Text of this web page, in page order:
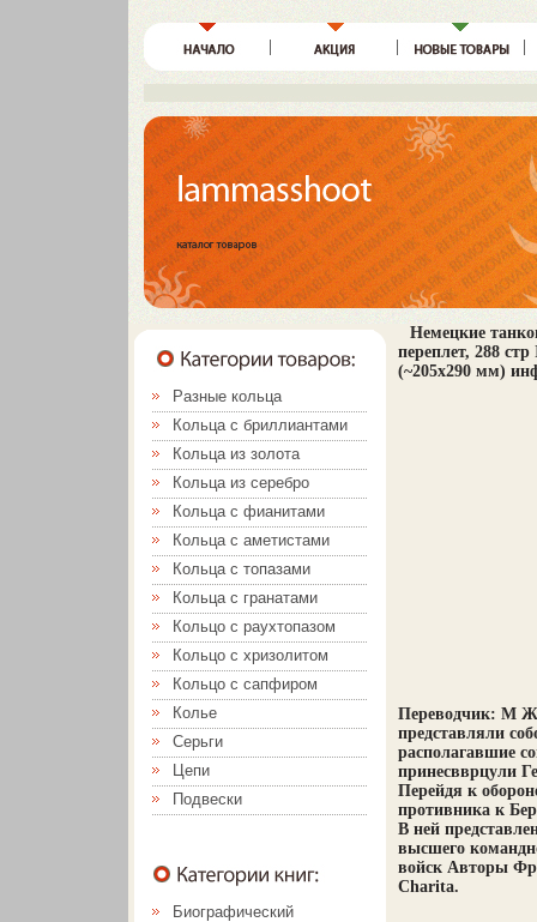
Разные кольца
Кольца с бриллиантами
Кольца из золота
Кольца из серебро
Кольца с фианитами
Кольца с аметистами
Кольца с топазами
Кольца с гранатами
Кольцо с раухтопазом
Кольцо с хризолитом
Кольцо с сапфиром
Колье
Серьги
Цепи
Подвески
Биографический
Немецкие
переплет, 288
(~205х290 мм)
Переводчик: М
представляли
располагавшие
принесвврцули
Перейдя к
противника к
В ней
высшего
войск Авторы
Charita.